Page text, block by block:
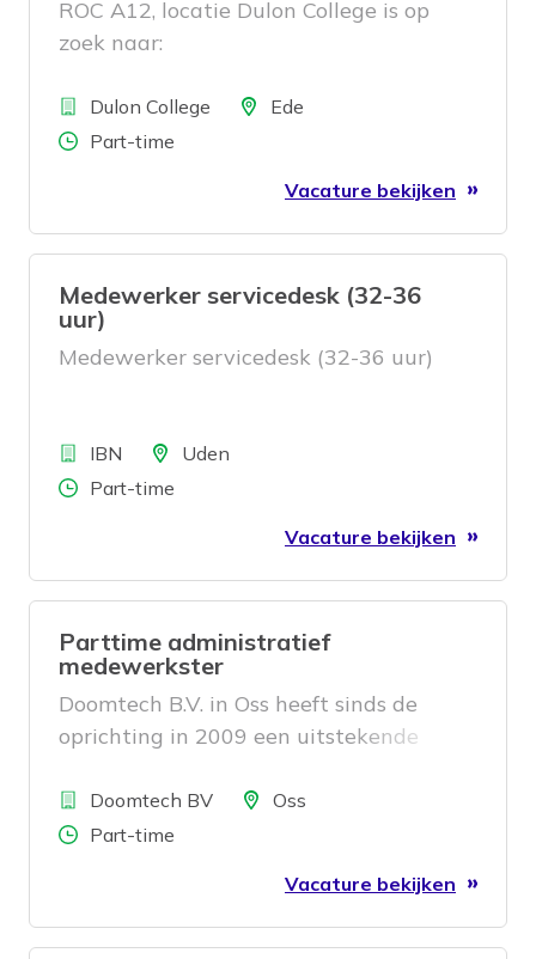
ROC A12, locatie Dulon College is op
zoek naar:
BedrijfDulon College LocatieEde
Aantal uren
Part-time
Vacature bekijken
Medewerker servicedesk (32-36
uur)
Medewerker servicedesk (32-36 uur)
BedrijfIBN LocatieUden
Aantal uren
Part-time
Vacature bekijken
Parttime administratief
medewerkster
Doomtech B.V. in Oss heeft sinds de
oprichting in 2009 een uitstekende
toegangscontrole tot het automatisch
openen en sluiten van deuren; alles wat
worden, dát maakt Doomtech. Voor
zowel grote als kleine opdrachtgevers
BedrijfDoomtech BVLocatieOss
Aantal uren
Part-time
Vacature bekijken